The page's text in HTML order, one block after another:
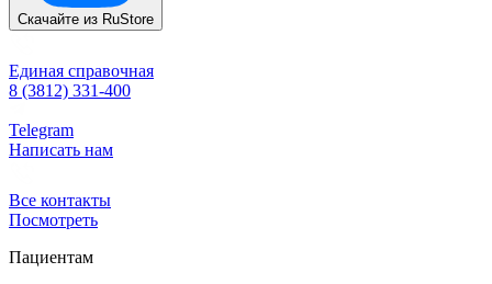
Скачайте из RuStore
Единая справочная
8 (3812) 331-400
Telegram
Написать нам
Все контакты
Посмотреть
Пациентам